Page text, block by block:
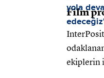
Film
ekiplerin